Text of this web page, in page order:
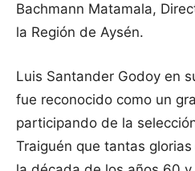
Bachmann Matamala,
la Región de Aysén.
Luis Santander Godoy en
fue reconocido como un
participando de la
Traiguén que tantas